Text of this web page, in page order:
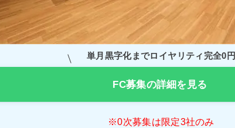
単月黒字化までロイヤリティ完全0円
FC募集の詳細を見る
※0次募集は限定3社のみ